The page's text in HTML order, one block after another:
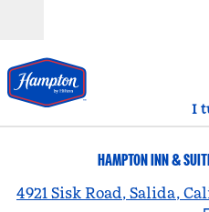
I
HAMPTON INN &
4921 Sisk Road, Salida,